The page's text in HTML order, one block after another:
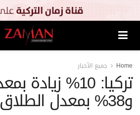
Home جميع الأخبار
تركيا: 10%
و38% بمعدل الطلاق